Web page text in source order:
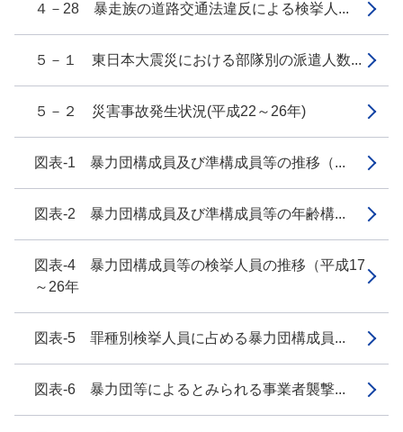
４－28 暴走族の道路交通法違反による検挙人...
５－１ 東日本大震災における部隊別の派遣人数...
５－２ 災害事故発生状況(平成22～26年)
図表-1 暴力団構成員及び準構成員等の推移（...
図表-2 暴力団構成員及び準構成員等の年齢構...
図表-4 暴力団構成員等の検挙人員の推移（平成17
～26年
図表-5 罪種別検挙人員に占める暴力団構成員...
図表-6 暴力団等によるとみられる事業者襲撃...